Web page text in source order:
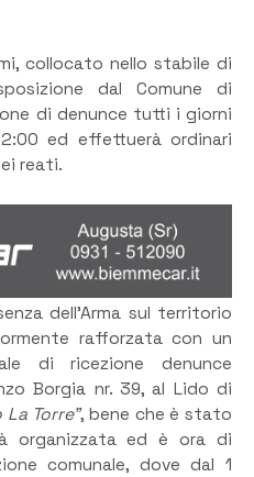
collocato nello stabile di
dal Comune di
di denunce tutti i giorni
ed effettuerà ordinari
reati.
dell’Arma sul territorio
rafforzata con un
di ricezione denunce
Borgia nr. 39, al Lido di
La Torre”, bene che è stato
organizzata ed è ora di
comunale, dove dal 1